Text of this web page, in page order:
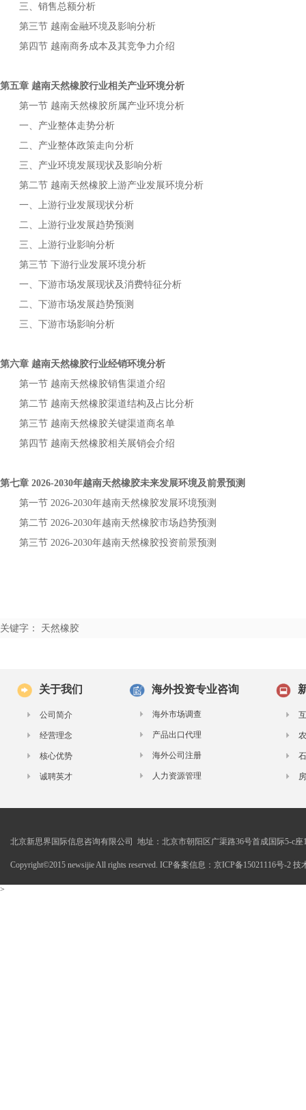
三、销售总额分析
第三节 越南金融环境及影响分析
第四节 越南商务成本及其竞争力介绍
第五章 越南天然橡胶行业相关产业环境分析
第一节 越南天然橡胶所属产业环境分析
一、产业整体走势分析
二、产业整体政策走向分析
三、产业环境发展现状及影响分析
第二节 越南天然橡胶 上游产业发展环境分析
一、上游行业发展现状分析
二、上游行业发展趋势预测
三、上游行业影响分析
第三节 下游行业发展环境分析
一、下游市场发展现状及消费特征分析
二、下游市场发展趋势预测
三、下游市场影响分析
第六章 越南天然橡胶行业经销环境分析
第一节 越南天然橡胶销售渠道介绍
第二节 越南天然橡胶渠道结构及占比分析
第三节 越南天然橡胶关键渠道商名单
第四节 越南天然橡胶相关展销会介绍
第七章 2026-2030年越南天然橡胶未来发展环境及前景预测
第一节 2026-2030年越南天然橡胶发展环境预测
第二节 2026-2030年越南天然橡胶市场趋势预测
第三节 2026-2030年越南天然橡胶投资前景预测
关键字： 天然橡胶
关于我们
公司简介
经营理念
核心优势
诚聘英才
海外投资专业咨询
海外市场调查
产品出口代理
海外公司注册
人力资源管理
北京新思界国际信息咨询有限公司 地址：北京市朝阳区广渠路36号首成国际5-c座
Copyright©2015 newsijie All rights reserved. ICP备案信息：京ICP备15021116号-2 技
>